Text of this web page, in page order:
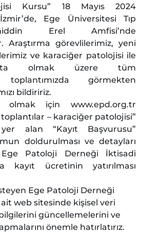
Kursu” 18 Mayıs 2024
Ege Üniversitesi Tıp
Erel Amfisi’nde
Araştırma görevlilerimiz, yeni
ve karaciğer patolojisi ile
olmak üzere tüm
toplantımızda görmekten
bildiririz.
olmak için www.epd.org.tr
– karaciğer patolojisi”
alan “Kayıt Başvurusu”
doldurulması ve detayları
Patoloji Derneği İktisadi
kayıt ücretinin yatırılması
Ege Patoloji Derneği
web sitesinde kişisel veri
güncellemelerini ve
önemle hatırlatırız.